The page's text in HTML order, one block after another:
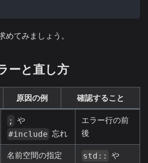
めてみましょう。
ーと直し方
原因の例 確認すること
; や
#include 忘れ
エラー行の前
後
名前空間の指定
std:: や